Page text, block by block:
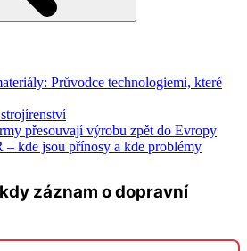
Průvodce technologiemi, které
přesouvají výrobu zpět do Evropy
– kde jsou přínosy a kde problémy
záznam o dopravní